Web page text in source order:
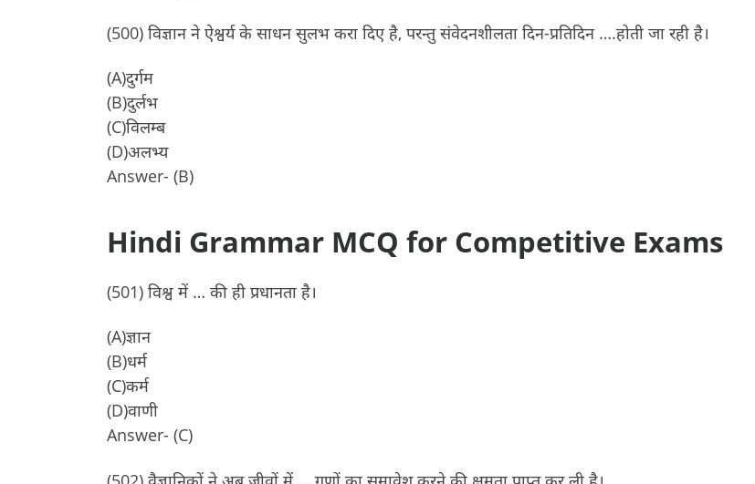
(500) विज्ञान ने ऐश्वर्य के साधन सुलभ करा दिए है, परन्तु संवेदनशीलता दिन-प्रतिदिन ….होती जा रही है।
(A)दुर्गम
(B)दुर्लभ
(C)विलम्ब
(D)अलभ्य
Answer- (B)
Hindi Grammar MCQ for Competitive Exams
(501) विश्व में … की ही प्रधानता है।
(A)ज्ञान
(B)धर्म
(C)कर्म
(D)वाणी
Answer- (C)